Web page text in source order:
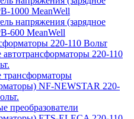
1000 MeanWell
напряжения (зарядное
600 MeanWell
220-110 Вольт
220-110
NF-NEWSTAR 220-
преобразователи